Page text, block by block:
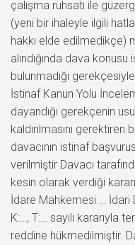
çalışma ruhsatı ile
(yeni bir ihaleyle ilgili
hakkı elde edilmedikçe)
alındığında dava konusu
bulunmadığı
İstinaf Kanun Yolu
dayandığı gerekçenin
kaldırılmasını
davacının istinaf
verilmiştir Davacı
kesin olarak verdiği
İdare Mahkemesi … İdari
K:…, T:… sayılı kararıyla
reddine hükmedilmiştir.